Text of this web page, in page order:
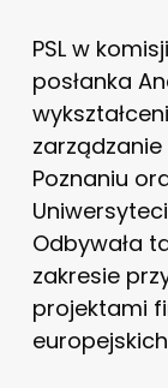
PSL w
posłanka
Poznaniu
Odbywała
zakresie
projektami